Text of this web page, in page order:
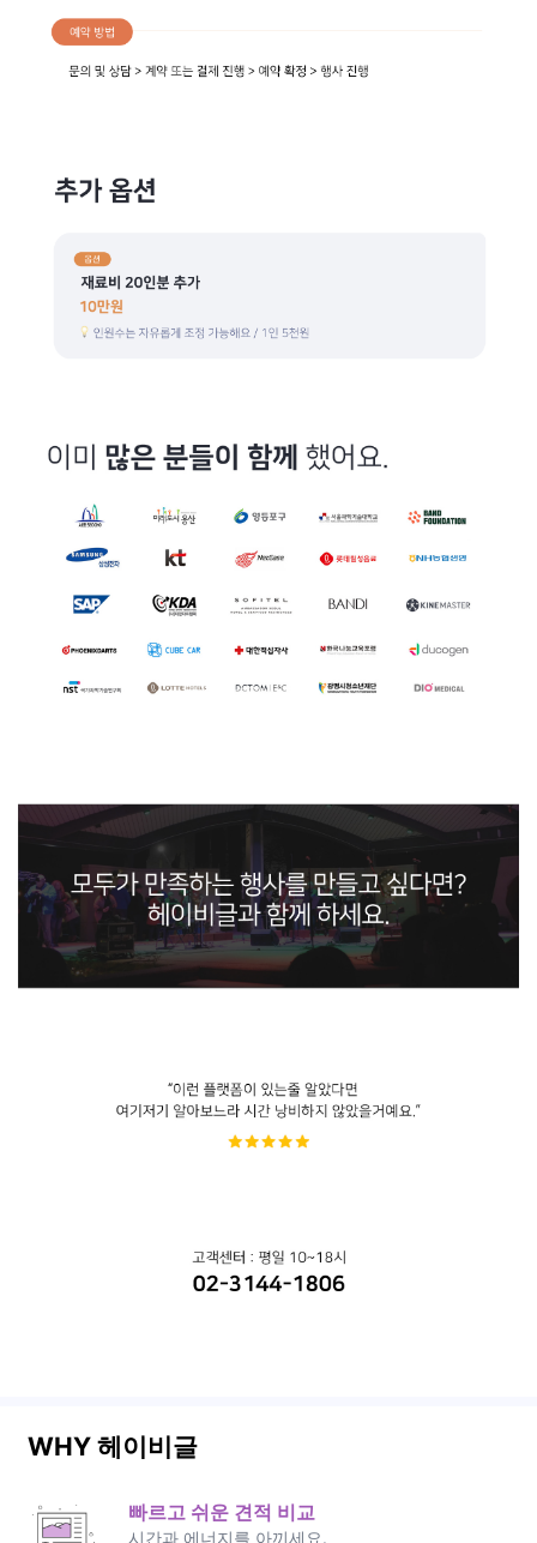
WHY 헤이비글
빠르고 쉬운 견적 비교
시간과 에너지를 아끼세요.